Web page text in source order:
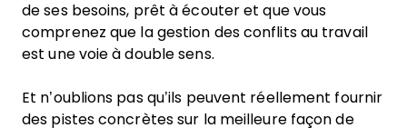
de ses besoins, prêt à écouter et que vous
comprenez que la gestion des conflits au travail
est une voie à double sens.
Et n’oublions pas qu’ils peuvent réellement fournir
des pistes concrètes sur la meilleure façon de